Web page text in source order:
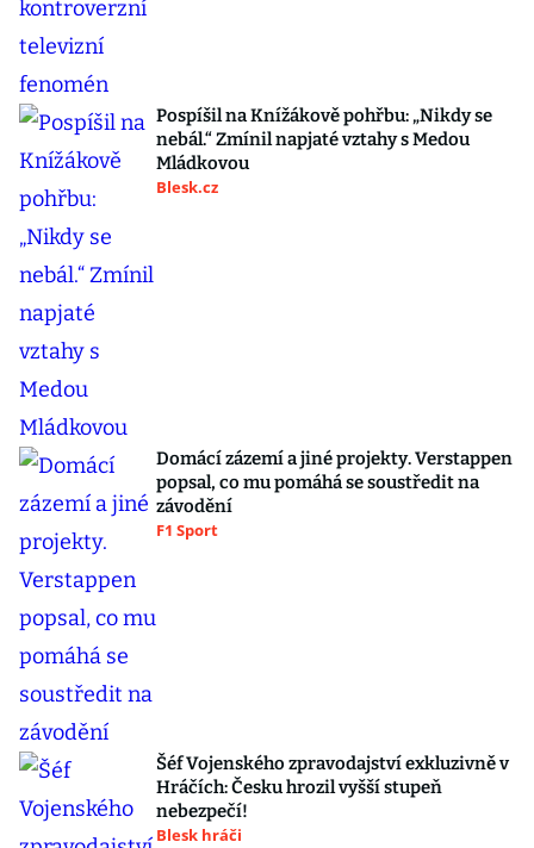
Pospíšil na Knížákově pohřbu: „Nikdy se
nebál.“ Zmínil napjaté vztahy s Medou
Mládkovou
Blesk.cz
Domácí zázemí a jiné projekty. Verstappen
popsal, co mu pomáhá se soustředit na
závodění
F1 Sport
Šéf Vojenského zpravodajství exkluzivně v
Hráčích: Česku hrozil vyšší stupeň
nebezpečí!
Blesk hráči